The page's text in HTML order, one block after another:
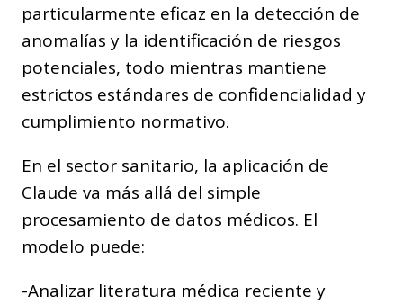
particularmente eficaz en la detección de
anomalías y la identificación de riesgos
potenciales, todo mientras mantiene
estrictos estándares de confidencialidad y
cumplimiento normativo.
En el sector sanitario, la aplicación de
Claude va más allá del simple
procesamiento de datos médicos. El
modelo puede:
-Analizar literatura médica reciente y